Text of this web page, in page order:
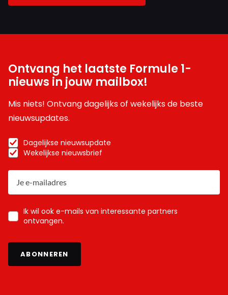
Ontvang het laatste Formule 1-
nieuws in jouw mailbox!
Mis niets! Ontvang dagelijks of wekelijks de beste
nieuwsupdates.
Dagelijkse nieuwsupdate
Wekelijkse nieuwsbrief
Ik wil ook e-mails van interessante partners
ontvangen.
ABONNEREN